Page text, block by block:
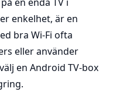
enkelhet, är en
bra Wi-Fi ofta
eller använder
en Android TV-box